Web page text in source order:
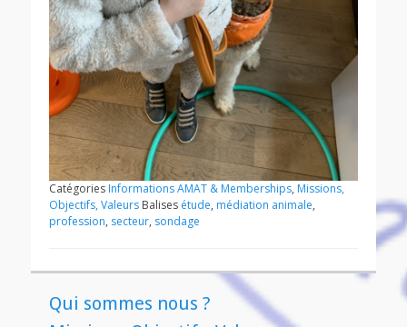
Catégories Informations AMAT & Memberships, Missions,
Objectifs, Valeurs Balises étude, médiation animale,
profession, secteur, sondage
Qui sommes nous ?